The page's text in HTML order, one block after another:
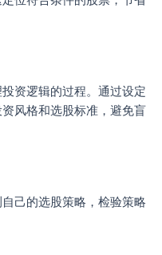
资逻辑的过程。通过设定
风格和选股标准，避免盲
己的选股策略，检验策略